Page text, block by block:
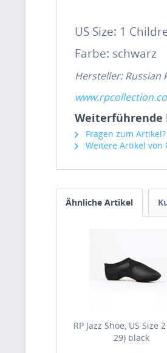
US Size: 1
Farbe: schwarz
Hersteller: Russian
Weiterführende
Fragen zum Artikel?
Weitere Artikel von
Ähnliche Artikel
RP Jazz Shoe, US Size
29) black